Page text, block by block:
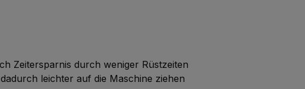
Zeitersparnis durch weniger Rüstzeiten
leichter auf die Maschine ziehen